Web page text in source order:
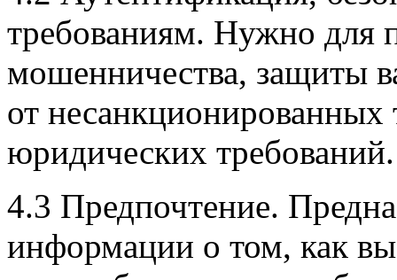
требованиям. Нужно для
мошенничества, защиты
от несанкционированных
юридических требований.
4.3 Предпочтение.
информации о том, как